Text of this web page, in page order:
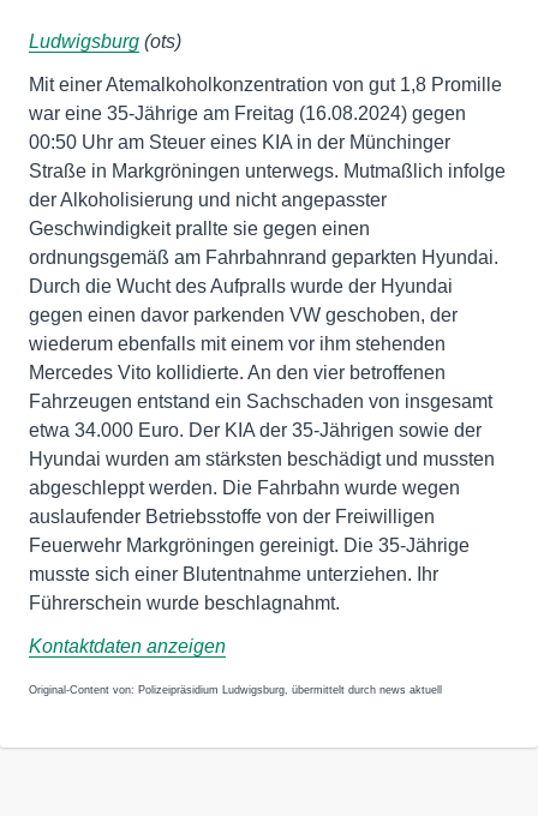
Ludwigsburg (ots)
Mit einer Atemalkoholkonzentration von gut 1,8 Promille
war eine 35-Jährige am Freitag (16.08.2024) gegen
00:50 Uhr am Steuer eines KIA in der Münchinger
Straße in Markgröningen unterwegs. Mutmaßlich infolge
der Alkoholisierung und nicht angepasster
Geschwindigkeit prallte sie gegen einen
ordnungsgemäß am Fahrbahnrand geparkten Hyundai.
Durch die Wucht des Aufpralls wurde der Hyundai
gegen einen davor parkenden VW geschoben, der
wiederum ebenfalls mit einem vor ihm stehenden
Mercedes Vito kollidierte. An den vier betroffenen
Fahrzeugen entstand ein Sachschaden von insgesamt
etwa 34.000 Euro. Der KIA der 35-Jährigen sowie der
Hyundai wurden am stärksten beschädigt und mussten
abgeschleppt werden. Die Fahrbahn wurde wegen
auslaufender Betriebsstoffe von der Freiwilligen
Feuerwehr Markgröningen gereinigt. Die 35-Jährige
musste sich einer Blutentnahme unterziehen. Ihr
Führerschein wurde beschlagnahmt.
Kontaktdaten anzeigen
Original-Content von: Polizeipräsidium Ludwigsburg, übermittelt durch news aktuell